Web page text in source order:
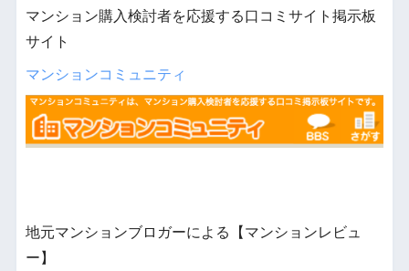
マンション購入検討者を応援する口コミサイト掲示板
サイト
マンションコミュニティ
地元マンションブロガーによる【マンションレビュ
ー】